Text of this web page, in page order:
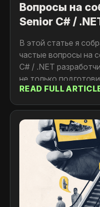
Вопросы на
Senior C# /
В этой статье я
частые вопросы на
C# / .NET
не только
улучшить свои
.NET темам.
READ FULL